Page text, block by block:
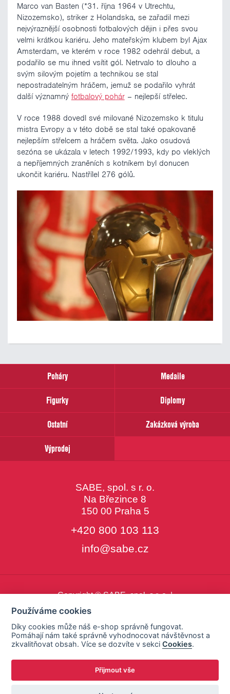
Marco van Basten (*31. října 1964 v Utrechtu,
Nizozemsko), striker z Holandska, se zařadil mezi
nejvýraznější osobnosti fotbalových dějin i přes svou
velmi krátkou kariéru. Jeho mateřským klubem byl Ajax
Amsterdam, ve kterém v roce 1982 odehrál debut, a
podařilo se mu ihned vsítit gól. Netrvalo to dlouho a
svým silovým pojetím a technikou se stal
nepostradatelným hráčem, jemuž se podařilo vyhrát
další významný fotbalový pohár– nejlepší střelec.
V roce 1988 dovedl své milované Nizozemsko k titulu
mistra Evropy a v této době se stal také opakovaně
nejlepším střelcem a hráčem světa. Jako osudová
sezóna se ukázala v letech 1992/1993, kdy po vleklých
a nepříjemných zraněních s kotníkem byl donucen
ukončit kariéru. Nastřílel 276 gólů.
Poháry
Medaile
Figurky
Diplomy
Ostatní
Zakázková výroba
Výprodej
SABE, spol. s r. o.
Na Březince 8
150 00 Praha 5
+420 800 103 113
info@sabe.cz
Copyright © SABE, spol. s r. o. |
Používáme cookies
Díky cookies může náš e-shop správně fungovat.
Pomáhají nám také správně vyhodnocovat návštěvnost a
zkvalitňovat obsah. Více se dozvíte v sekciCookies.
Přijmout vše